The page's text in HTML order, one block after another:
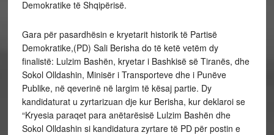
Demokratike të Shqipërisë.
Gara për pasardhësin e kryetarit historik të Partisë
Demokratike,(PD) Sali Berisha do të ketë vetëm dy
finalistë: Lulzim Bashën, kryetar i Bashkisë së Tiranës, dhe
Sokol Olldashin, Minisër i Transporteve dhe i Punëve
Publike, në qeverinë në largim të kësaj partie. Dy
kandidaturat u zyrtarizuan dje kur Berisha, kur deklaroi se
“Kryesia paraqet para anëtarësisë Lulzim Bashën dhe
Sokol Olldashin si kandidatura zyrtare të PD për postin e